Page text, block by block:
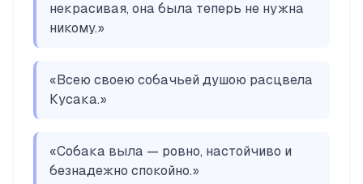
некрасивая, она была теперь не нужна
никому.»
«Всею своею собачьей душою расцвела
Кусака.»
«Собака выла — ровно, настойчиво и
безнадежно спокойно.»